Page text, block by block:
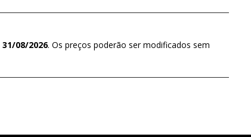
31/08/2026. Os preços poderão ser modificados sem